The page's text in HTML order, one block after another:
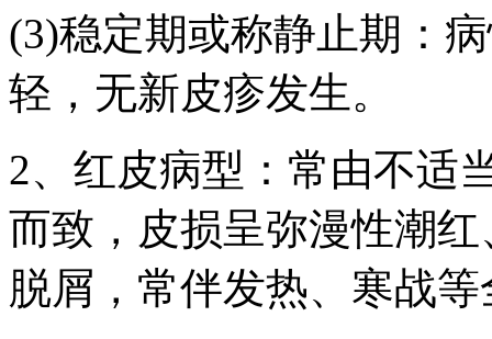
(3)稳定期或称静止期：
轻，无新皮疹发生。
2、红皮病型：常由不适
而致，皮损呈弥漫性潮
脱屑，常伴发热、寒战